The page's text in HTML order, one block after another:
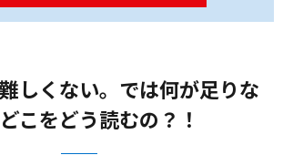
しくない。では何が足りな
こをどう読むの？！